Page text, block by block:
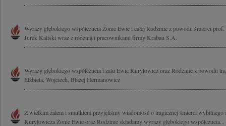
Wyrazy głębokiego współczucia Żonie Ewie i całej Rodzinie z powodu śmierci prof.
Jurek Kaliski wraz z rodziną i pracownikami firmy Krabau S.A.
Wyrazy głębokiego współczucia i żalu Ewie Kuryłowicz oraz Rodzinie z powodu
Elżbieta, Wojciech, Błażej Hermanowicz
Z wielkim żalem i smutkiem przyjęliśmy wiadomość o tragicznej śmierci wybitnego
Kuryłowicza Żonie Ewie oraz Rodzinie składamy wyrazy głębokiego współczucia...